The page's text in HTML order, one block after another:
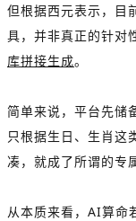
但根据西元表示，目
具，并非真正的针对
库拼接生成。
简单来说，平台先储
只根据生日、生肖这
凑，就成了所谓的专
从本质来看，AI算命